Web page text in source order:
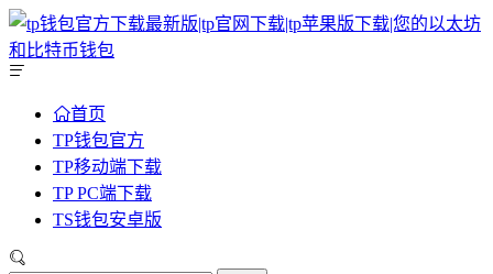
首页
TP钱包官方
TP移动端下载
TP PC端下载
TS钱包安卓版